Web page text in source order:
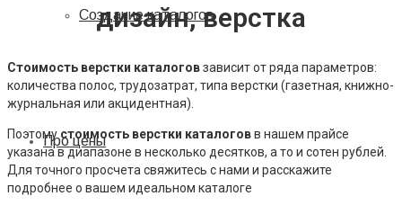
Создание каталогов
Про цены
дизайн, верстка
Стоимость верстки каталоговзависит от ряда параметров:
количества полос, трудозатрат, типа верстки (газетная, книжно-
журнальная или акцидентная).
Поэтому стоимость верстки каталоговв нашем прайсе
указана в диапазоне в несколько десятков, а то и сотен рублей.
Для точного просчета свяжитесь с нами и расскажите
подробнее о вашем идеальном каталоге